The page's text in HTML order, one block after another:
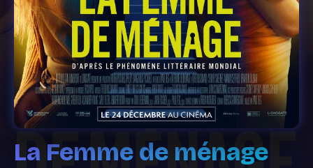
La Femme de ménage